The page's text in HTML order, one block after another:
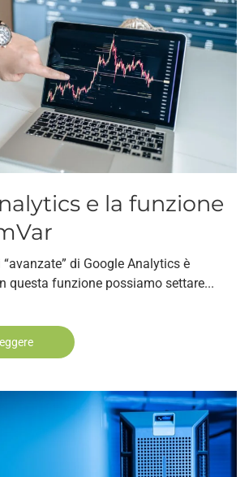
e la funzione
di Google Analytics è
questa funzione possiamo settare...